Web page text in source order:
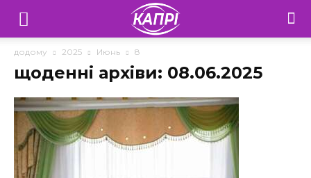
Телебачення
«Капрі»
Новини
Донеччини
додому 2025 Июнь 8
щоденні архіви: 08.06.2025